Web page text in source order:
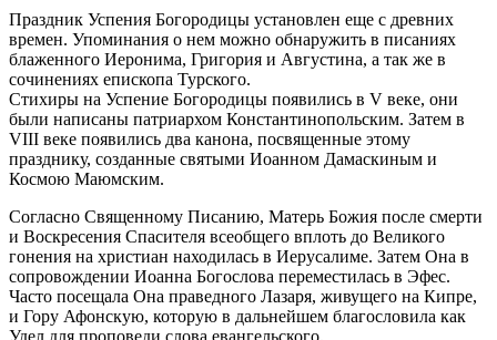
Праздник Успения Богородицы установлен еще с древних
времен. Упоминания о нем можно обнаружить в писаниях
блаженного Иеронима, Григория и Августина, а так же в
сочинениях епископа Турского.
Стихиры на Успение Богородицы появились в V веке, они
были написаны патриархом Константинопольским. Затем в
VIII веке появились два канона, посвященные этому
празднику, созданные святыми Иоанном Дамаскиным и
Космою Маюмским.
Согласно Священному Писанию, Матерь Божия после смерти
и Воскресения Спасителя всеобщего вплоть до Великого
гонения на христиан находилась в Иерусалиме. Затем Она в
сопровождении Иоанна Богослова переместилась в Эфес.
Часто посещала Она праведного Лазаря, живущего на Кипре,
и Гору Афонскую, которую в дальнейшем благословила как
Удел для проповеди слова евангельского.